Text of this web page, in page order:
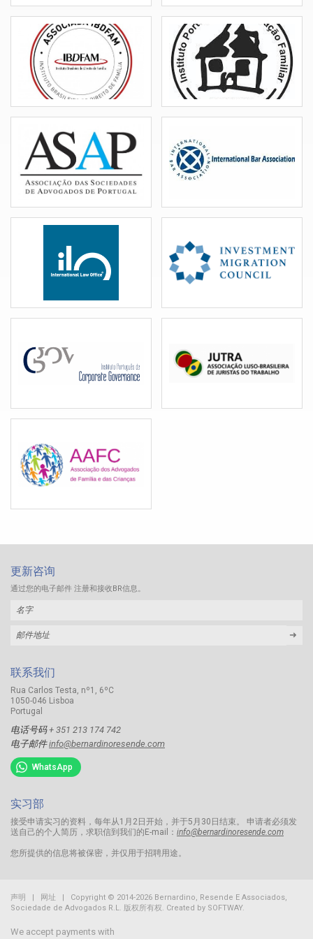
更新咨询
通过您的电子邮件 注册和接收BR信息。
➜
联系我们
Rua Carlos Testa, nº1, 6ºC
1050-046 Lisboa
Portugal
电话号码+ 351 213 174 742
电子邮件 info@bernardinoresende.com
WhatsApp
实习部
接受申请实习的资料，每年从1月2日开始，并于5月30日结束。 申请者必须发
送自己的个人简历，求职信到我们的E-mail： info@bernardinoresende.com
您所提供的信息将被保密，并仅用于招聘用途。
声明 | 网址 | Copyright © 2014-2026 Bernardino, Resende E Associados,
Sociedade de Advogados R.L. 版权所有权. Created by SOFTWAY.
We accept payments with